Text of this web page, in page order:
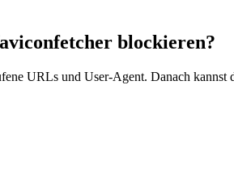
blockieren?
URLs und User-Agent. Danach kannst